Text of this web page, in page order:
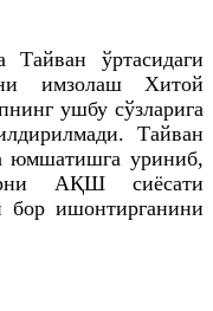
ўртасидаги
имзолаш Хитой
ушбу сўзларига
Тайван
юмшатишга уриниб,
АҚШ сиёсати
бор ишонтирганини